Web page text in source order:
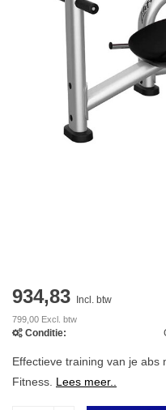
934,83 Incl. btw
799,00 Excl. btw
Conditie:
Effectieve training van je abs
Fitness. Lees meer..